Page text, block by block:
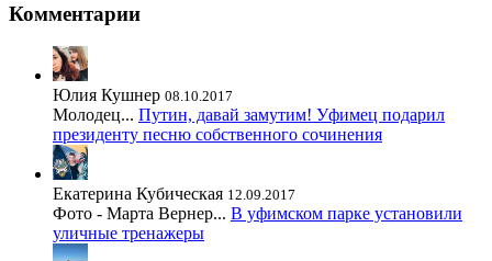
Комментарии
Юлия Кушнер 08.10.2017
Молодец... Путин, давай замутим! Уфимец подарил
президенту песню собственного сочинения
Екатерина Кубическая 12.09.2017
Фото - Марта Вернер... В уфимском парке установили
уличные тренажеры